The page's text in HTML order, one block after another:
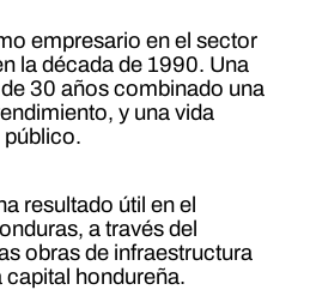
empresario en el sector
la década de 1990. Una
30 años combinado una
y una vida
público.
resultado útil en el
a través del
obras de infraestructura
capital hondureña.